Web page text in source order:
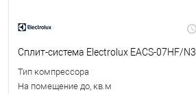
Сплит-система Electrolux EACS-07HF/N3
Тип компрессора
На помещение до, кв.м